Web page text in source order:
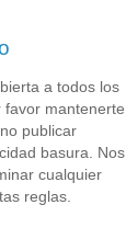
a todos los
favor mantenerte
publicar
basura. Nos
cualquier
reglas.